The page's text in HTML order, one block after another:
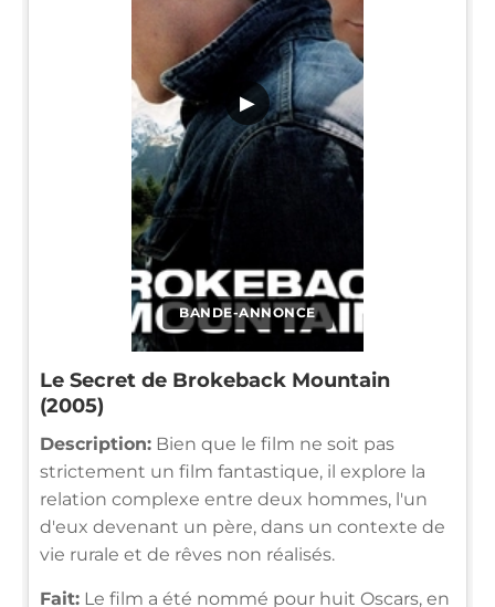
BANDE-ANNONCE
▶
Le Secret de Brokeback Mountain
(2005)
Description: Bien que le film ne soit pas
strictement un film fantastique, il explore la
relation complexe entre deux hommes, l'un
d'eux devenant un père, dans un contexte de
vie rurale et de rêves non réalisés.
Fait: Le film a été nommé pour huit Oscars, en